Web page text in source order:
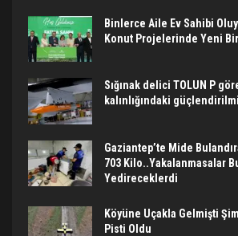
Binlerce Aile Ev Sahibi
Konut Projelerinde Yeni Bir
Sığınak delici TOLUN P
kalınlığındaki
Gaziantep’te Mide
703 Kilo..Yakalanmasalar
Yedireceklerdi
Köyüne Uçakla Gelmişti
Pisti Oldu